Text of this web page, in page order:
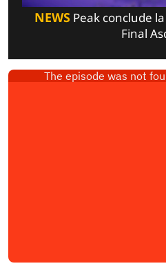
NEWSPeak conclude
Final